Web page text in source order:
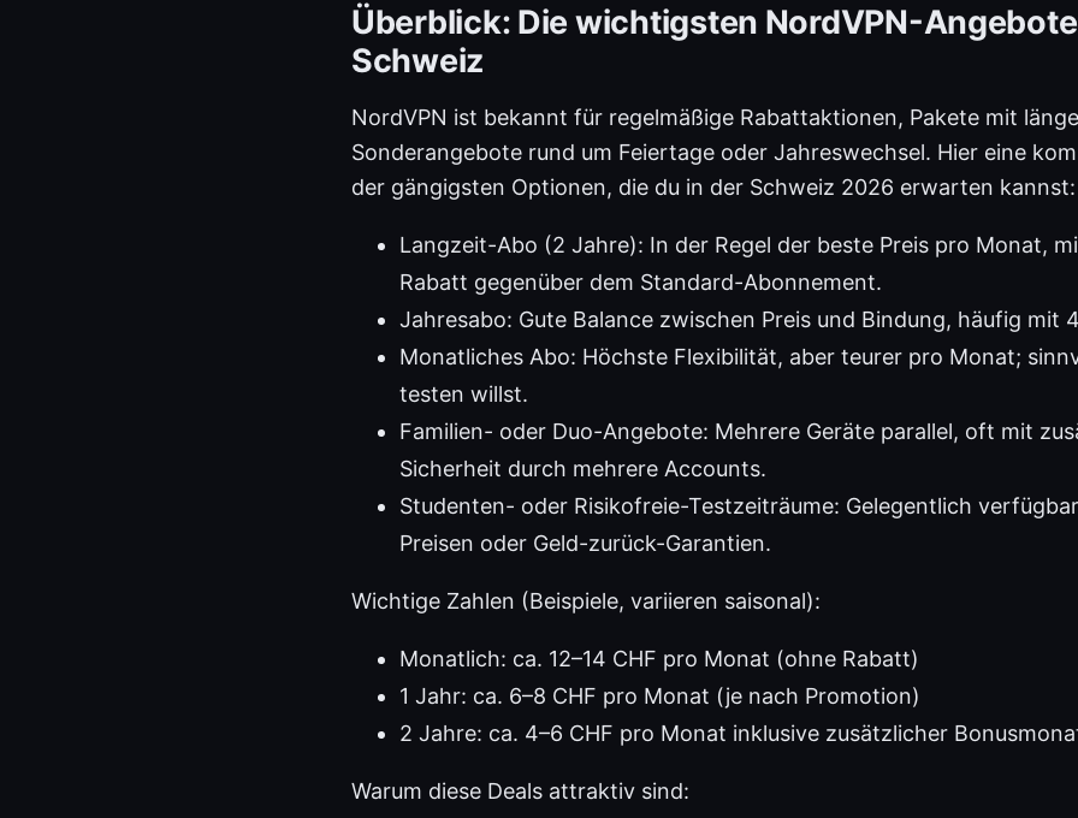
Überblick: Die wichtigsten NordVPN-
Schweiz
NordVPN ist bekannt für regelmäßige Rabattaktionen, Pakete mit
Sonderangebote rund um Feiertage oder Jahreswechsel. Hier eine
der gängigsten Optionen, die du in der Schweiz 2026 erwarten kannst:
Langzeit-Abo (2 Jahre): In der Regel der beste Preis pro Monat,
Rabatt gegenüber dem Standard-Abonnement.
Jahresabo: Gute Balance zwischen Preis und Bindung, häufig mit
Monatliches Abo: Höchste Flexibilität, aber teurer pro Monat;
testen willst.
Familien- oder Duo-Angebote: Mehrere Geräte parallel, oft mit
Sicherheit durch mehrere Accounts.
Studenten- oder Risikofreie-Testzeiträume: Gelegentlich
Preisen oder Geld-zurück-Garantien.
Wichtige Zahlen (Beispiele, variieren saisonal):
Monatlich: ca. 12–14 CHF pro Monat (ohne Rabatt)
1 Jahr: ca. 6–8 CHF pro Monat (je nach Promotion)
2 Jahre: ca. 4–6 CHF pro Monat inklusive zusätzlicher
Warum diese Deals attraktiv sind: